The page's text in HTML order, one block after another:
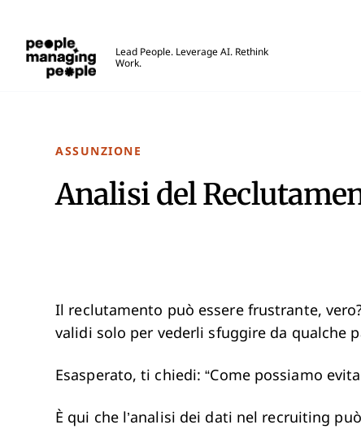
Lead People. Leverage AI. Rethink
Work.
ASSUNZIONE
Analisi del
Il reclutamento può essere frustrante,
validi solo per vederli sfuggire da qualche
Esasperato, ti chiedi: “Come possiamo
È qui che l’analisi dei dati nel recruiting